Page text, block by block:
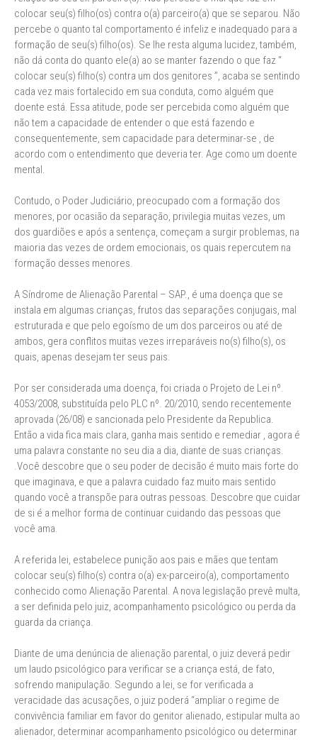
colocar seu(s) filho(os) contra o(a) parceiro(a) que se separou. Não
percebe o quanto tal comportamento é infeliz e inadequado para a
formação de seu(s) filho(os). Se lhe resta alguma lucidez, também,
não dá conta do quanto ele(a) ao se manter fazendo o que faz “
colocar seu(s) filho(s) contra um dos genitores ”, acaba se sentindo
cada vez mais fortalecido em sua conduta, como alguém que
doente está. Essa atitude, pode ser percebida como alguém que
não tem a capacidade de entender o que está fazendo e
consequentemente, sem capacidade para determinar-se , de
acordo com o entendimento que deveria ter. Age como um doente
mental.
Contudo, o Poder Judiciário, preocupado com a formação dos
menores, por ocasião da separação, privilegia muitas vezes, um
dos guardiões e após a sentença, começam a surgir problemas, na
maioria das vezes de ordem emocionais, os quais repercutem na
formação desses menores.
A Síndrome de Alienação Parental – SAP., é uma doença que se
instala em algumas crianças, frutos das separações conjugais, mal
estruturada e que pelo egoísmo de um dos parceiros ou até de
ambos, gera conflitos muitas vezes irreparáveis no(s) filho(s), os
quais, apenas desejam ter seus pais.
Por ser considerada uma doença, foi criada o Projeto de Lei nº.
4053/2008, substituída pelo PLC nº. 20/2010, sendo recentemente
aprovada (26/08) e sancionada pelo Presidente da Republica.
Então a vida fica mais clara, ganha mais sentido e remediar , agora é
uma palavra constante no seu dia a dia, diante de suas crianças.
.Você descobre que o seu poder de decisão é muito mais forte do
que imaginava, e que a palavra cuidado faz muito mais sentido
quando você a transpõe para outras pessoas. Descobre que cuidar
de si é a melhor forma de continuar cuidando das pessoas que
você ama.
A referida lei, estabelece punição aos pais e mães que tentam
colocar seu(s) filho(s) contra o(a) ex-parceiro(a), comportamento
conhecido como Alienação Parental. A nova legislação prevê multa,
a ser definida pelo juiz, acompanhamento psicológico ou perda da
guarda da criança.
Diante de uma denúncia de alienação parental, o juiz deverá pedir
um laudo psicológico para verificar se a criança está, de fato,
sofrendo manipulação. Segundo a lei, se for verificada a
veracidade das acusações, o juiz poderá “ampliar o regime de
convivência familiar em favor do genitor alienado, estipular multa ao
alienador, determinar acompanhamento psicológico ou determinar